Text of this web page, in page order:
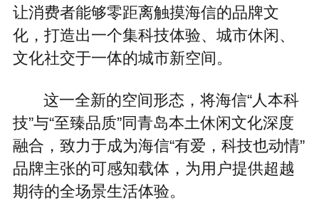
让消费者能够零距离触摸海信的品牌文
化，打造出一个集科技体验、城市休闲、
文化社交于一体的城市新空间。
这一全新的空间形态，将海信“人本科
技”与“至臻品质”同青岛本土休闲文化深度
融合，致力于成为海信“有爱，科技也动情”
品牌主张的可感知载体，为用户提供超越
期待的全场景生活体验。